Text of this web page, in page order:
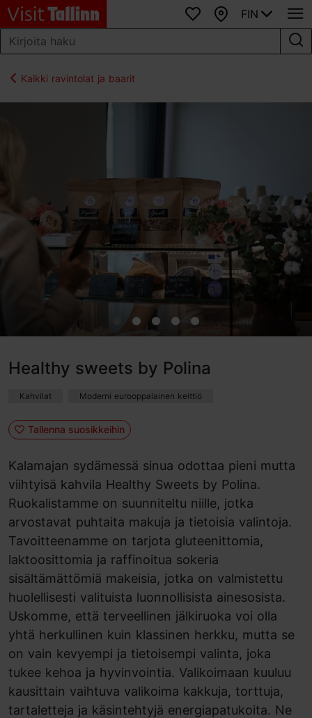
SuosikitKartta
FIN
Kaikki ravintolat ja baarit
Healthy sweets by Polina
Kahvilat Moderni eurooppalainen keittiö
Tallenna suosikkeihin
Kalamajan sydämessä sinua odottaa pieni mutta
viihtyisä kahvila Healthy Sweets by Polina.
Ruokalistamme on suunniteltu niille, jotka
arvostavat puhtaita makuja ja tietoisia valintoja.
Tavoitteenamme on tarjota gluteenittomia,
laktoosittomia ja raffinoitua sokeria
sisältämättömiä makeisia, jotka on valmistettu
huolellisesti valituista luonnollisista ainesosista.
Uskomme, että terveellinen jälkiruoka voi olla
yhtä herkullinen kuin klassinen herkku, mutta se
on vain kevyempi ja tietoisempi valinta, joka
tukee kehoa ja hyvinvointia. Valikoimaan kuuluu
kausittain vaihtuva valikoima kakkuja, torttuja,
tartaletteja ja käsintehtyjä energiapatukoita. Ne